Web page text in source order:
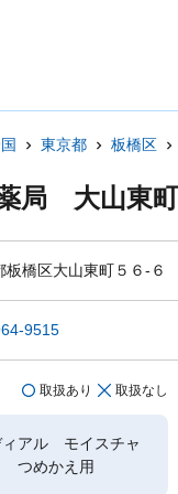
東京都 板橋区
局 大山東
板橋区大山東町５６-６
9515
取扱あり 取扱なし
ィアル モイスチャ
つめかえ用